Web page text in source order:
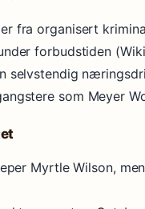
fra organisert
forbudstiden
selvstendig
som Meyer
Myrtle Wilson,